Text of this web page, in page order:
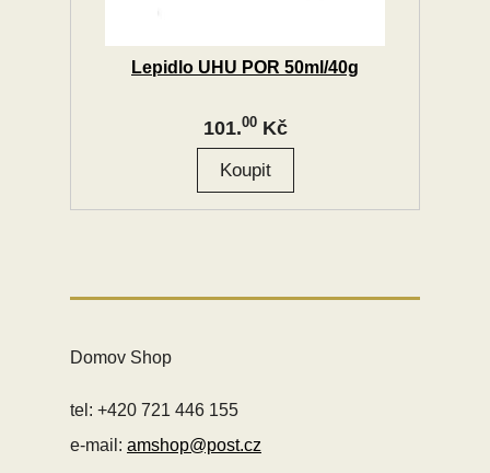
Lepidlo UHU POR 50ml/40g
101.00Kč
Domov Shop
tel: +420 721 446 155
e-mail: amshop@post.cz